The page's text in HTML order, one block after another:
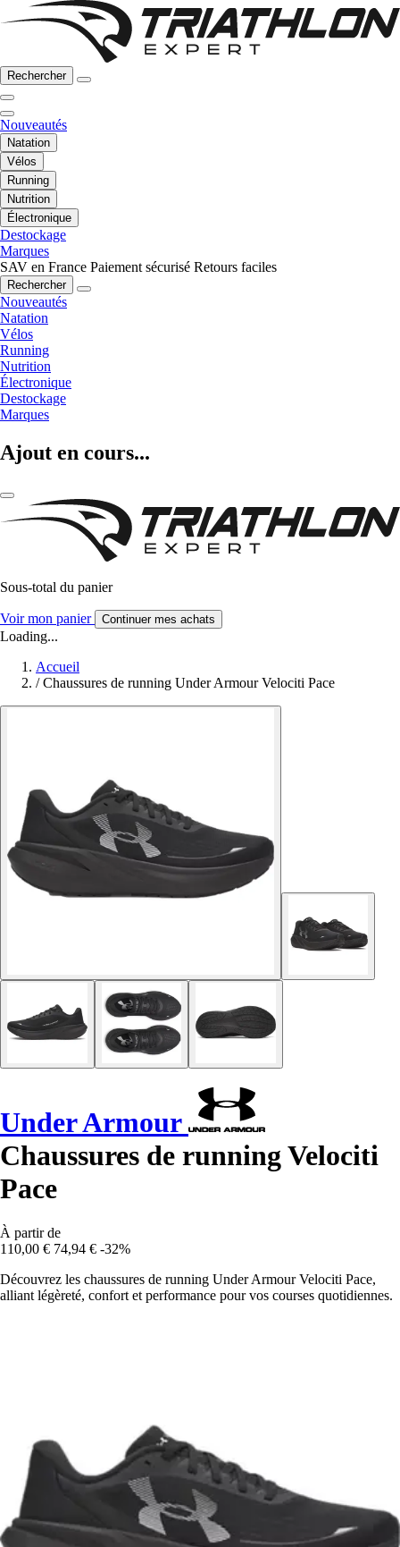
Rechercher
Nouveautés
Natation
Vélos
Running
Nutrition
Électronique
Destockage
Marques
SAV en France Paiement sécurisé Retours faciles
Rechercher
Nouveautés
Natation
Vélos
Running
Nutrition
Électronique
Destockage
Marques
Ajout en cours...
Sous-total du panier
Voir mon panier Continuer mes achats
Loading...
Accueil
/ Chaussures de running Under Armour Velociti Pace
Under Armour
Chaussures de running Velociti
Pace
À partir de
110,00 € 74,94 € -32%
Découvrez les chaussures de running Under Armour Velociti Pace,
alliant légèreté, confort et performance pour vos courses quotidiennes.